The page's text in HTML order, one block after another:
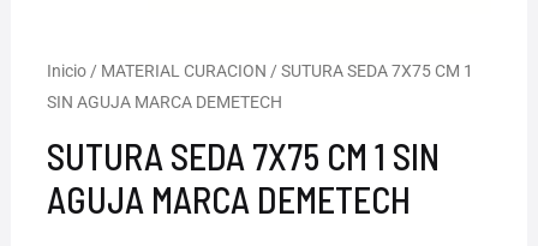
Inicio / MATERIAL CURACION / SUTURA SEDA 7X75 CM 1
SIN AGUJA MARCA DEMETECH
SUTURA SEDA 7X75 CM 1 SIN
AGUJA MARCA DEMETECH